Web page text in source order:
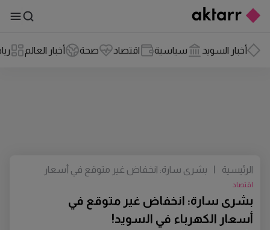
أخبار السويد سياسية اقتصاد صحة أخبار العالم
بشرى سارة: انخفاض غير متوقع في
أسعار الكهرباء في السويد!
اقتصاد
الرئيسية
بشرى سارة: انخفاض غير متوقع في أسعار